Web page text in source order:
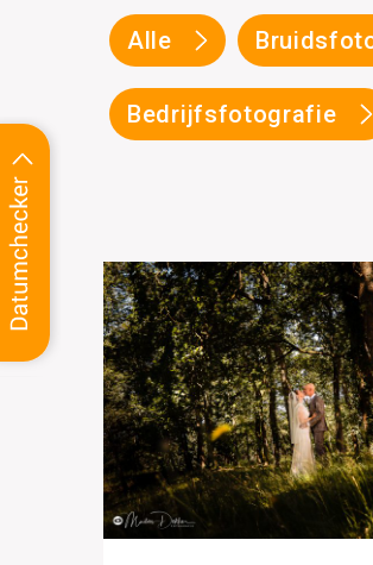
Alle
Bedrijfsfotografie